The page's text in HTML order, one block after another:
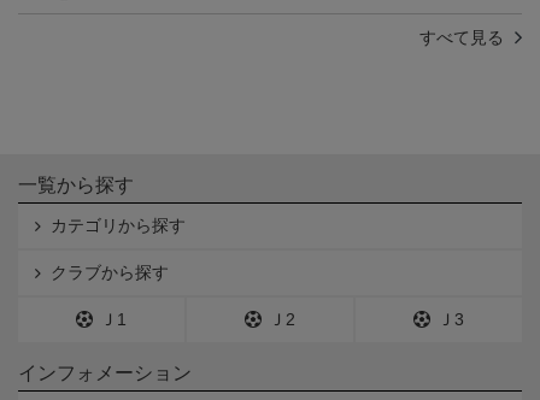
すべて見る
一覧から探す
カテゴリから探す
クラブから探す
Ｊ1 Ｊ2 Ｊ3
インフォメーション